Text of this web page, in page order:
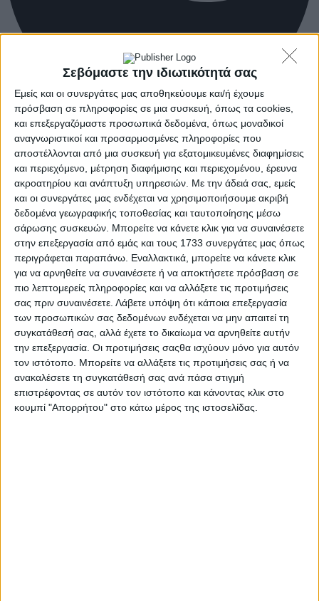
Σεβόμαστε την ιδιωτικότητά σας
Εμείς και οι συνεργάτες μας αποθηκεύουμε και/ή έχουμε
πρόσβαση σε πληροφορίες σε μια συσκευή, όπως τα cookies,
και επεξεργαζόμαστε προσωπικά δεδομένα, όπως μοναδικοί
αναγνωριστικοί και προσαρμοσμένες πληροφορίες που
αποστέλλονται από μια συσκευή για εξατομικευμένες διαφημίσεις
και περιεχόμενο, μέτρηση διαφήμισης και περιεχομένου, έρευνα
ακροατηρίου και ανάπτυξη υπηρεσιών. Με την άδειά σας, εμείς
και οι συνεργάτες μας ενδέχεται να χρησιμοποιήσουμε ακριβή
δεδομένα γεωγραφικής τοποθεσίας και ταυτοποίησης μέσω
σάρωσης συσκευών. Μπορείτε να κάνετε κλικ για να συναινέσετε
στην επεξεργασία από εμάς και τους 1733 συνεργάτες μας όπως
περιγράφεται παραπάνω. Εναλλακτικά, μπορείτε να κάνετε κλικ
για να αρνηθείτε να συναινέσετε ή να αποκτήσετε πρόσβαση σε
πιο λεπτομερείς πληροφορίες και να αλλάξετε τις προτιμήσεις
σας πριν συναινέσετε. Λάβετε υπόψη ότι κάποια επεξεργασία
των προσωπικών σας δεδομένων ενδέχεται να μην απαιτεί τη
συγκατάθεσή σας, αλλά έχετε το δικαίωμα να αρνηθείτε αυτήν
την επεξεργασία. Οι προτιμήσεις σαςθα ισχύουν μόνο για αυτόν
τον ιστότοπο. Μπορείτε να αλλάξετε τις προτιμήσεις σας ή να
ανακαλέσετε τη συγκατάθεσή σας ανά πάσα στιγμή
επιστρέφοντας σε αυτόν τον ιστότοπο και κάνοντας κλικ στο
κουμπί "Απορρήτου" στο κάτω μέρος της ιστοσελίδας.